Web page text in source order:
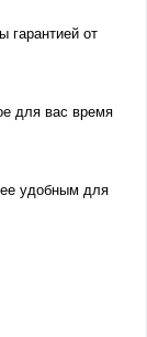
гарантией от
для вас время
удобным для